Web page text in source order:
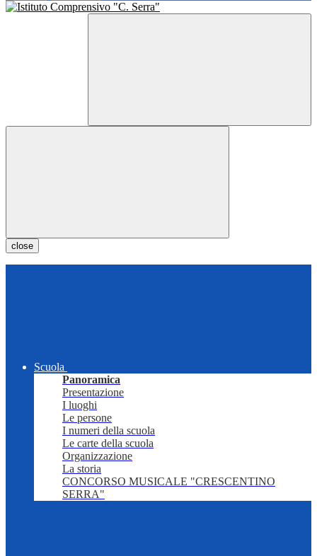
close
Scuola
Panoramica
Presentazione
I luoghi
Le persone
I numeri della scuola
Le carte della scuola
Organizzazione
La storia
CONCORSO MUSICALE "CRESCENTINO
SERRA"